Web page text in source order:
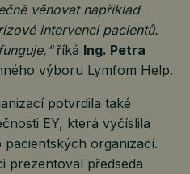
věnovat například
intervenci pacientů.
říká Ing. Petra
výboru Lymfom Help.
potvrdila také
EY, která vyčíslila
organizací.
prezentoval předseda